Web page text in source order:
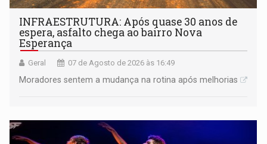
INFRAESTRUTURA: Após quase 30 anos de
espera, asfalto chega ao bairro Nova
Esperança
Geral 07 de Agosto de 2026 às 16:49
Moradores sentem a mudança na rotina após melhorias